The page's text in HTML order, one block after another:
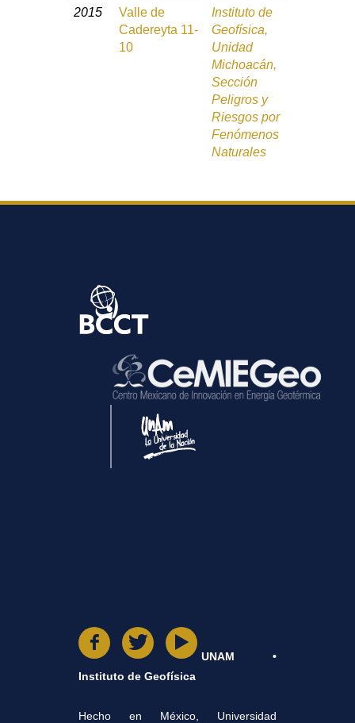
2015
Valle de
Cadereyta 11-
10
Instituto de
Geofísica,
Unidad
Michoacán,
Sección
Peligros y
Riesgos por
Fenómenos
Naturales
UNAM •
Instituto de Geofísica
Hecho en México, Universidad